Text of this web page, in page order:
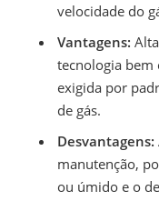
velocidade do
Vantagens:
tecnologia bem
exigida por
de gás.
Desvantagens:
manutenção,
ou úmido e o